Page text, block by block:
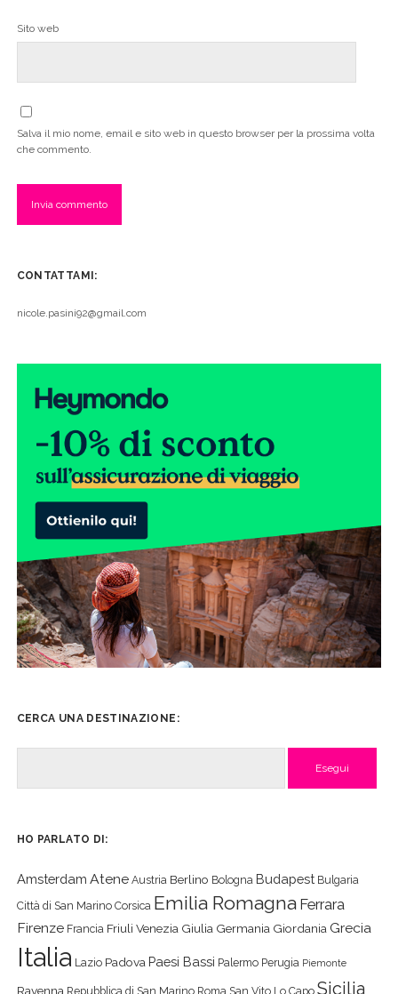
Sito web
Salva il mio nome, email e sito web in questo browser per la prossima volta
che commento.
CONTATTAMI:
nicole.pasini92@gmail.com
CERCA UNA DESTINAZIONE:
HO PARLATO DI:
Amsterdam Atene Austria Berlino Bologna Budapest Bulgaria
Città di San Marino Corsica Emilia Romagna Ferrara
Firenze Francia Friuli Venezia Giulia Germania Giordania Grecia
Italia Lazio Padova Paesi Bassi Palermo Perugia Piemonte
Ravenna Repubblica di San Marino Roma San Vito Lo Capo Sicilia